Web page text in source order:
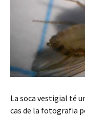
La soca vestigial té
cas de la fotografia